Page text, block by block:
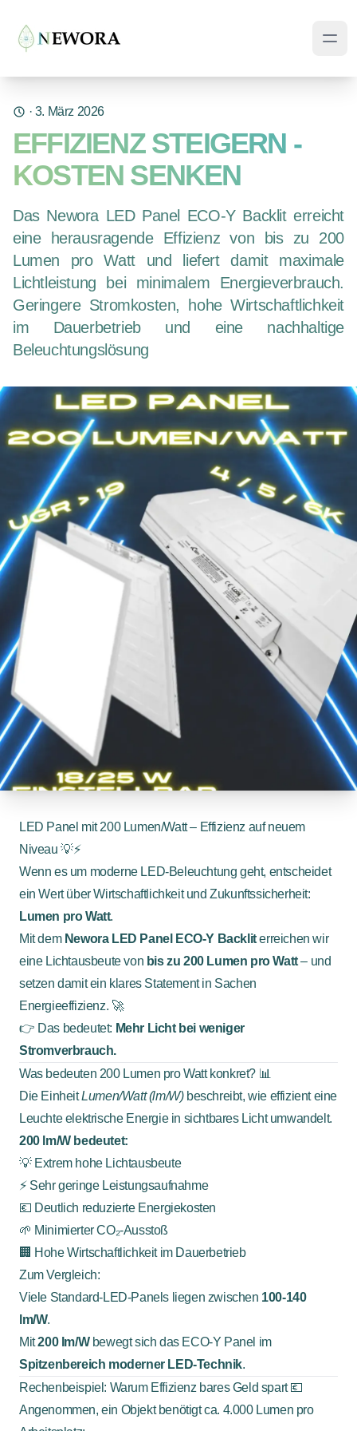
· 3. März 2026
EFFIZIENZ STEIGERN -
KOSTEN SENKEN
Das Newora LED Panel ECO-Y Backlit erreicht
eine herausragende Effizienz von bis zu 200
Lumen pro Watt und liefert damit maximale
Lichtleistung bei minimalem Energieverbrauch.
Geringere Stromkosten, hohe Wirtschaftlichkeit
im Dauerbetrieb und eine nachhaltige
Beleuchtungslösung
LED Panel mit 200 Lumen/Watt – Effizienz auf neuem
Niveau 💡⚡
Wenn es um moderne LED-Beleuchtung geht, entscheidet
ein Wert über Wirtschaftlichkeit und Zukunftssicherheit:
Lumen pro Watt.
Mit dem Newora LED Panel ECO-Y Backliterreichen wir
eine Lichtausbeute von bis zu 200 Lumen pro Watt– und
setzen damit ein klares Statement in Sachen
Energieeffizienz. 🚀
👉 Das bedeutet: Mehr Licht bei weniger
Stromverbrauch.
Was bedeuten 200 Lumen pro Watt konkret? 📊
Die EinheitLumen/Watt (lm/W)beschreibt, wie effizient eine
Leuchte elektrische Energie in sichtbares Licht umwandelt.
200 lm/W bedeutet:
💡 Extrem hohe Lichtausbeute
⚡ Sehr geringe Leistungsaufnahme
💶 Deutlich reduzierte Energiekosten
🌱 Minimierter CO₂-Ausstoß
🏢 Hohe Wirtschaftlichkeit im Dauerbetrieb
Zum Vergleich:
Viele Standard-LED-Panels liegen zwischen 100-140
lm/W.
Mit200 lm/Wbewegt sich das ECO-Y Panel im
Spitzenbereich moderner LED-Technik.
Rechenbeispiel: Warum Effizienz bares Geld spart 💶
Angenommen, ein Objekt benötigt ca. 4.000 Lumen pro